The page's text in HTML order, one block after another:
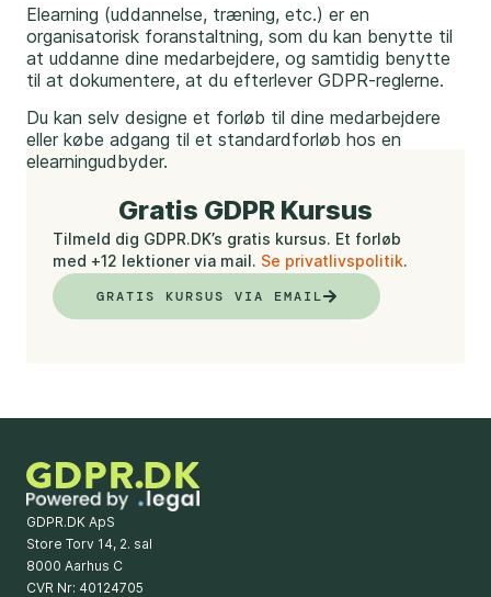
Gratis GDPR Kursus
Tilmeld dig GDPR.DK’s gratis kursus. Et forløb
med +12 lektioner via mail. Se privatlivspolitik.
GRATIS KURSUS VIA EMAIL
Elearning (uddannelse, træning, etc.) er en
organisatorisk foranstaltning, som du kan benytte til
at uddanne dine medarbejdere, og samtidig benytte
til at dokumentere, at du efterlever GDPR-reglerne.
Du kan selv designe et forløb til dine medarbejdere
eller købe adgang til et standardforløb hos en
elearningudbyder.
GDPR.DK ApS
Store Torv 14, 2. sal
8000 Aarhus C
CVR Nr: 40124705